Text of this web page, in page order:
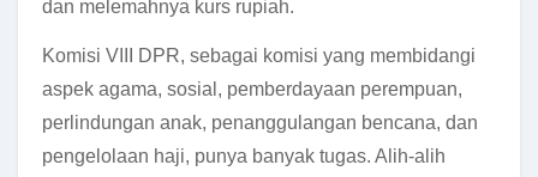
dan melemahnya kurs rupiah.
Komisi VIII DPR, sebagai komisi yang membidangi
aspek agama, sosial, pemberdayaan perempuan,
perlindungan anak, penanggulangan bencana, dan
pengelolaan haji, punya banyak tugas. Alih-alih